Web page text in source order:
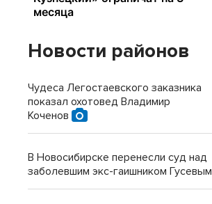
Новости районов
Чудеса Легостаевского заказника
показал охотовед Владимир
Коченов
В Новосибирске перенесли суд над
заболевшим экс-гаишником Гусевым